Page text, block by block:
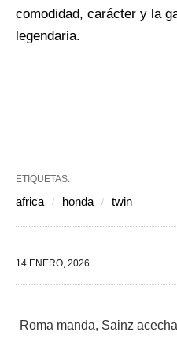
comodidad, carácter y la
legendaria.
ETIQUETAS:
africa honda twin
14 ENERO, 2026
Roma manda, Sainz